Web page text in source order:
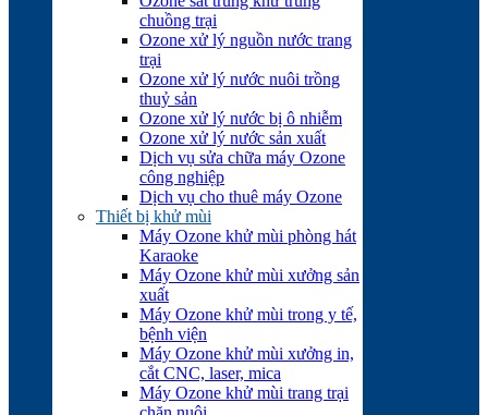
chuồng trại
Ozone xử lý nguồn nước trang
trại
Ozone xử lý nước nuôi trồng
thuỷ sản
Ozone xử lý nước bị ô nhiễm
Ozone xử lý nước sản xuất
Dịch vụ sửa chữa máy Ozone
công nghiệp
Dịch vụ cho thuê máy Ozone
Thiết bị khử mùi
Máy Ozone khử mùi phòng hát
Karaoke
Máy Ozone khử mùi xưởng sản
xuất
Máy Ozone khử mùi trong y tế,
bệnh viện
Máy Ozone khử mùi xưởng in,
cắt CNC, laser, mica
Máy Ozone khử mùi trang trại